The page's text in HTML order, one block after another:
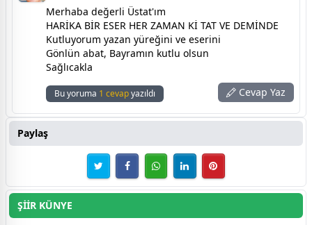
Merhaba değerli Üstat'ım
HARİKA BİR ESER HER ZAMAN Kİ TAT VE DEMİNDE
Kutluyorum yazan yüreğini ve eserini
Gönlün abat, Bayramın kutlu olsun
Sağlıcakla
Bu yoruma 1 cevapyazıldı Cevap Yaz
Paylaş
ŞİİR KÜNYE